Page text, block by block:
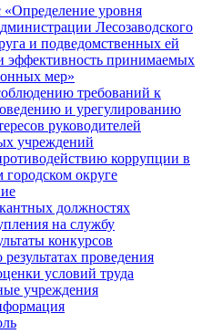
уровня
Лесозаводского
и подведомственных ей
эффективность принимаемых
мер»
требований к
и урегулированию
руководителей
учреждений
коррупции в
городском округе
должностях
на службу
конкурсов
проведения
условий труда
учреждения